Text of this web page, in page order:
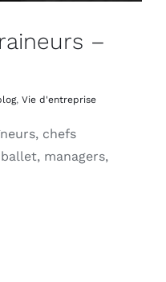
–
, Vie d'entreprise
chefs
managers,